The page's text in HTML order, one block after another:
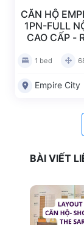
CĂN HỘ
1PN-FULL
CAO CẤP -
1 bed
Empire City
BÀI VIẾT